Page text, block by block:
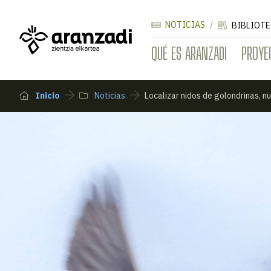
QUÉ ES ARANZADI
NOTICIAS
Inicio Noticias Localizar nidos de golondrinas,